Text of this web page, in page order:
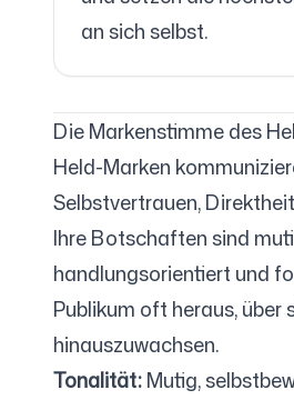
an sich selbst.
Die Markenstimme des
Held-Marken
Selbstvertrauen,
Ihre Botschaften sind
handlungsorientiert und
Publikum oft heraus, über
hinauszuwachsen.
Tonalität:Mutig,